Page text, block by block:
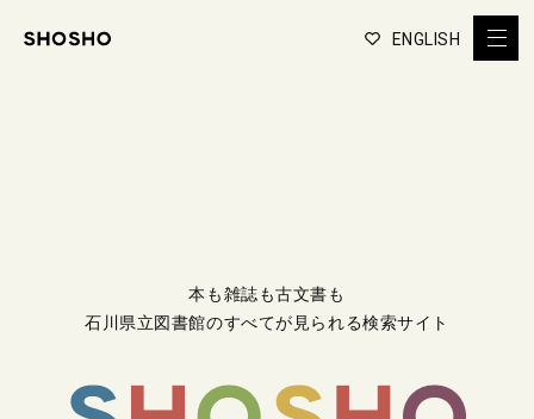
ENGLISH
本も雑誌も古文書も
石川県立図書館のすべてが見られる検索サイト